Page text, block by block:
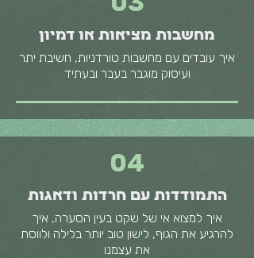
מחשבות מציאות או דמיון
איך עובדים עם מחשבות טורדניות, חשיבת יתר
ועיסוק מוגבר בעבר ובעתיד
04
התמודדות עם חרדות ודאגות
איך למצוא אי של שקט בעין הסערה, איך
להרגיע את הגוף, לישון טוב יותר בלילה ולווסת
את עצמנו